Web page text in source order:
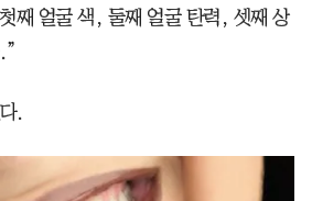
째 얼굴 색, 둘째 얼굴 탄력, 셋째 상
.